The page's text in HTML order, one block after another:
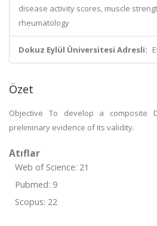
disease activity scores, muscle
rheumatology
Dokuz Eylül Üniversitesi Adresli:
Özet
Objective To develop a composite
preliminary evidence of its validity.
Atıflar
Web of Science: 21
Pubmed: 9
Scopus: 22